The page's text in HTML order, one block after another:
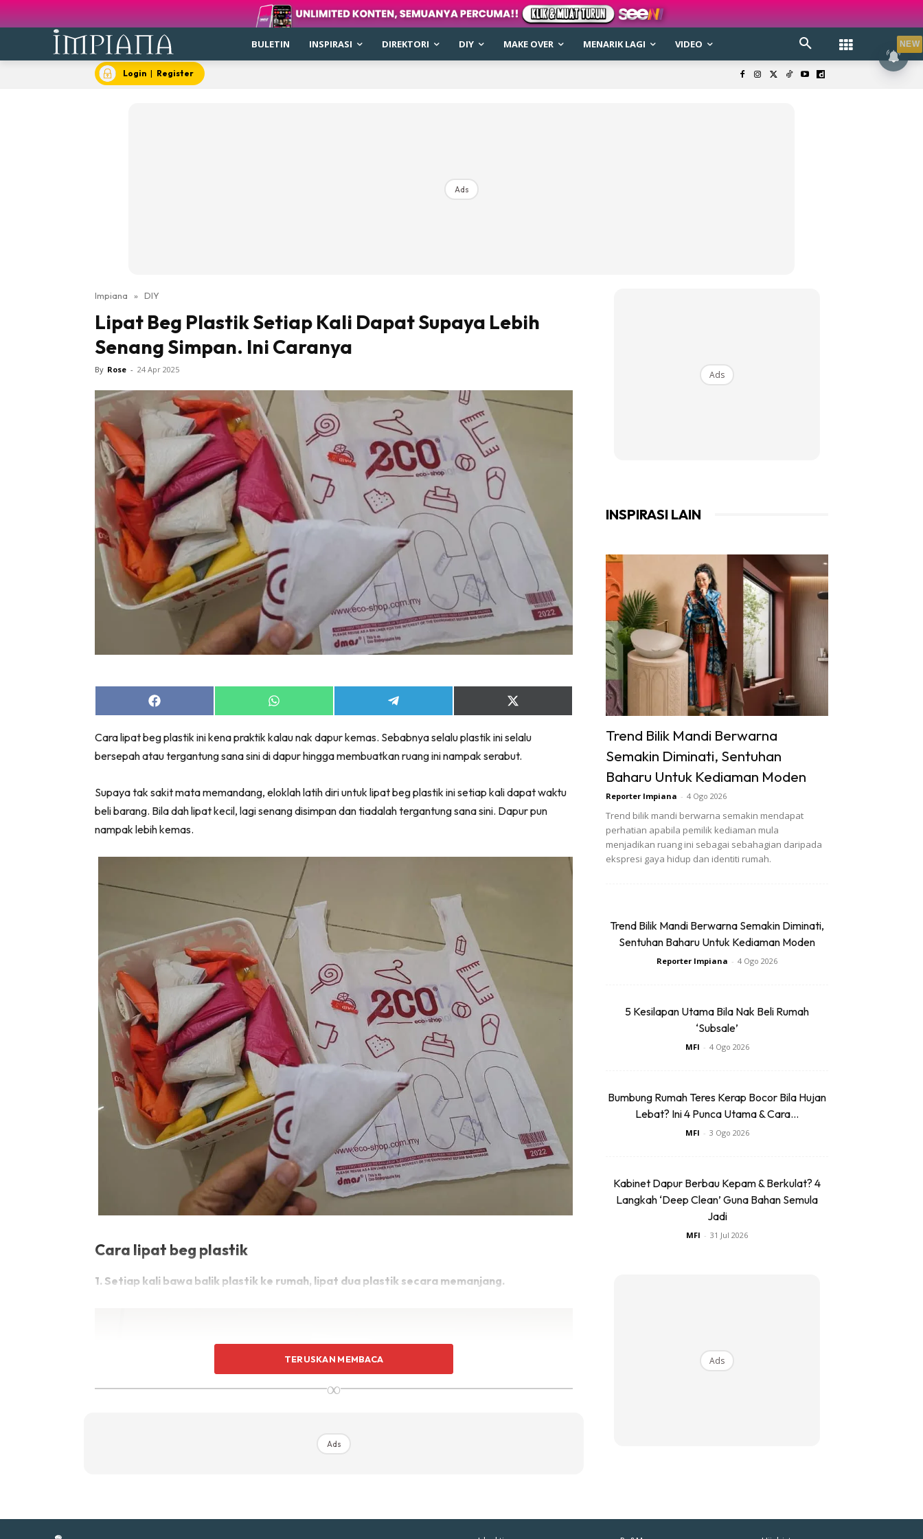
Inspirasi
Bilik Air
Bilik Tidur
Ruang Makan
Ruang Tamu
DIY
Bilik Air
Bilik Tidur
Dapur
Dapur
Ruang Makan
Makeover Ruang Selebriti
Destinasi
Hotel
Kafe
Hartanah
Landed
Video
Beli Di Mana
Buat Sendiri
Ilham Impiana
Ilham Impiana 360
Ilham Impiana Inspirasi Selebriti
Casa Impiana
Impiana MakeOver
Lahar Dekor
Sembang Dekor
Sembang Laman
BULETIN INSPIRASI DIREKTORI DIY MAKE OVER MENARIK LAGI VIDEO
Login | Register
Ads
Impiana » DIY
Lipat Beg Plastik Setiap Kali Dapat Supaya Lebih
Senang Simpan. Ini Caranya
By Rose - 24 Apr 2025
Share
on
Share
on
Share
on
Share
on
(Twitter)
Cara lipat beg plastik ini kena praktik kalau nak dapur kemas. Sebabnya selalu plastik ini selalu
bersepah atau tergantung sana sini di dapur hingga membuatkan ruang ini nampak serabut.
Supaya tak sakit mata memandang, eloklah latih diri untuk lipat beg plastik ini setiap kali dapat waktu
beli barang. Bila dah lipat kecil, lagi senang disimpan dan tiadalah tergantung sana sini. Dapur pun
nampak lebih kemas.
Cara lipat beg plastik
1. Setiap kali bawa balik plastik ke rumah, lipat dua plastik secara memanjang.
TERUSKAN MEMBACA
∞
Ads
Ads
INSPIRASI LAIN
Trend Bilik Mandi Berwarna
Semakin Diminati, Sentuhan
Baharu Untuk Kediaman Moden
Reporter Impiana - 4 Ogo 2026
Trend bilik mandi berwarna semakin mendapat
perhatian apabila pemilik kediaman mula
menjadikan ruang ini sebagai sebahagian daripada
ekspresi gaya hidup dan identiti rumah.
Trend Bilik Mandi Berwarna Semakin Diminati,
Sentuhan Baharu Untuk Kediaman Moden
Reporter Impiana - 4 Ogo 2026
5 Kesilapan Utama Bila Nak Beli Rumah
‘Subsale’
MFI - 4 Ogo 2026
Bumbung Rumah Teres Kerap Bocor Bila Hujan
Lebat? Ini 4 Punca Utama & Cara...
MFI - 3 Ogo 2026
Kabinet Dapur Berbau Kepam & Berkulat? 4
Langkah ‘Deep Clean’ Guna Bahan Semula
Jadi
MFI - 31 Jul 2026
Ads
NEW